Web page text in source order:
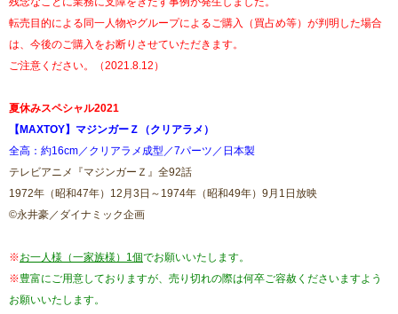
転売目的による同一人物やグループによるご購入（買占め等）が判明した場合
は、今後のご購入をお断りさせていただきます。
ご注意ください。（2021.8.12）
夏休みスペシャル2021
【MAXTOY】マジンガーＺ（クリアラメ）
全高：約16cm／クリアラメ成型／7パーツ／日本製
テレビアニメ『マジンガーＺ』全92話
1972年（昭和47年）12月3日～1974年（昭和49年）9月1日放映
©永井豪／ダイナミック企画
※お一人様（一家族様）1個でお願いいたします。
※豊富にご用意しておりますが、売り切れの際は何卒ご容赦くださいますよう
お願いいたします。